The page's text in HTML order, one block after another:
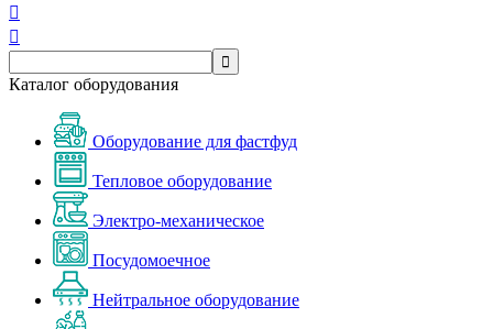



Каталог оборудования
Оборудование для фастфуд
Тепловое оборудование
Электро-механическое
Посудомоечное
Нейтральное оборудование